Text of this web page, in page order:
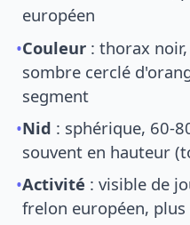
européen
•Couleur : thorax
sombre cerclé
segment
•Nid : sphérique, 60-
souvent en hauteur
•Activité : visible de
frelon européen,